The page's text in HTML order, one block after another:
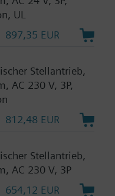
UL
897,35 EUR
Stellantrieb,
AC 230 V, 3P,
812,48 EUR
Stellantrieb,
AC 230 V, 3P
654,12 EUR